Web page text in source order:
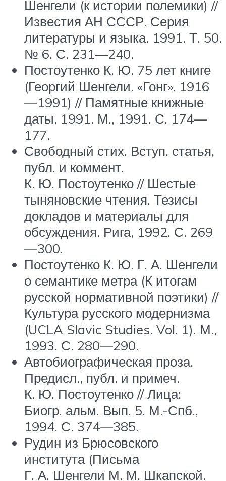
Шенгели (к истории полемики) //
Известия АН СССР. Серия
литературы и языка. 1991. Т. 50.
№ 6. С. 231—240.
Постоутенко К. Ю. 75 лет книге
(Георгий Шенгели. «Гонг». 1916
—1991) // Памятные книжные
даты. 1991. М., 1991. С. 174—
177.
Свободный стих. Вступ. статья,
публ. и коммент.
К. Ю. Постоутенко // Шестые
тыняновские чтения. Тезисы
докладов и материалы для
обсуждения. Рига, 1992. С. 269
—300.
Постоутенко К. Ю. Г. А. Шенгели
о семантике метра (К итогам
русской нормативной поэтики) //
Культура русского модернизма
(UCLA Slavic Studies. Vol. 1). М.,
1993. С. 280—290.
Автобиографическая проза.
Предисл., публ. и примеч.
К. Ю. Постоутенко // Лица:
Биогр. альм. Вып. 5. М.-Спб.,
1994. С. 374—385.
Рудин из Брюсовского
института (Письма
Г. А. Шенгели М. М. Шкапской.